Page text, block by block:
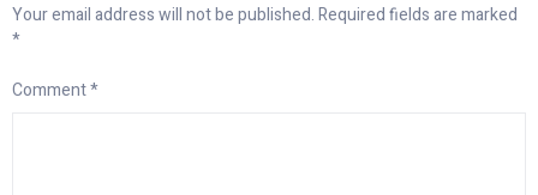
Your email address will not be published.Required fields are marked
*
Comment*